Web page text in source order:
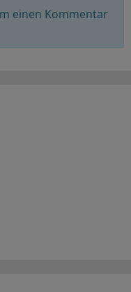
einen Kommentar